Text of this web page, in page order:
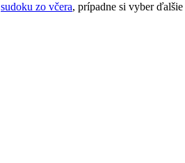
sudoku zo včera, prípadne si vyber ďalšie